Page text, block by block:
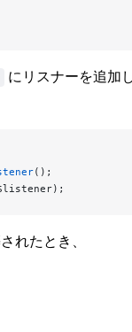
にリスナーを追加
();
れたとき、